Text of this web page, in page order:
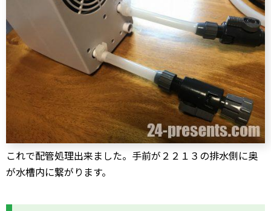
これで配管処理出来ました。手前が２２１３の排水側に奥
が水槽内に繋がります。